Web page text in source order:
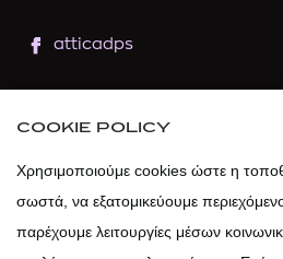
atticadps
atticadps
COOKIE POLICY
Χρησιμοποιούμε cookies ώστε η
σωστά, να εξατομικεύουμε
παρέχουμε λειτουργίες μέσων